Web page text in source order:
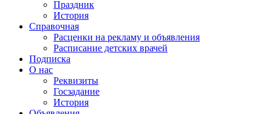
Праздник
История
Справочная
Расценки на рекламу и объявления
Расписание детских врачей
Подписка
О нас
Реквизиты
Госзадание
История